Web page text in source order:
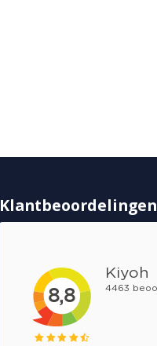
Klantbeoordelingen